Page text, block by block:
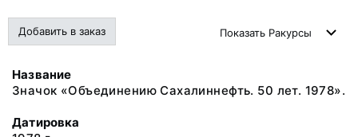
Добавить в заказ Показать Ракурсы
Название
Значок «Объединению Сахалиннефть. 50 лет. 1978».
Датировка